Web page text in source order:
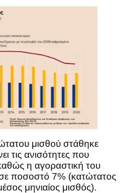
μισθού στάθηκε
τις ανισότητες που
η αγοραστική του
ποσοστό 7% (κατώτατος
μηνιαίος μισθός).